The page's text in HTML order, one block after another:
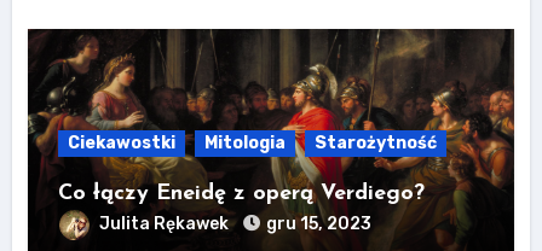
Ciekawostki Mitologia Starożytność
Co łączy Eneidę z operą Verdiego?
Julita Rękawek gru 15, 2023